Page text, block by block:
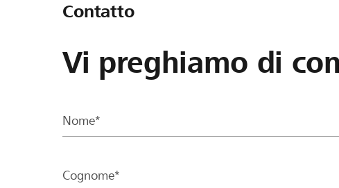
Contatto
Vi preghiamo di
Nome*
Cognome*